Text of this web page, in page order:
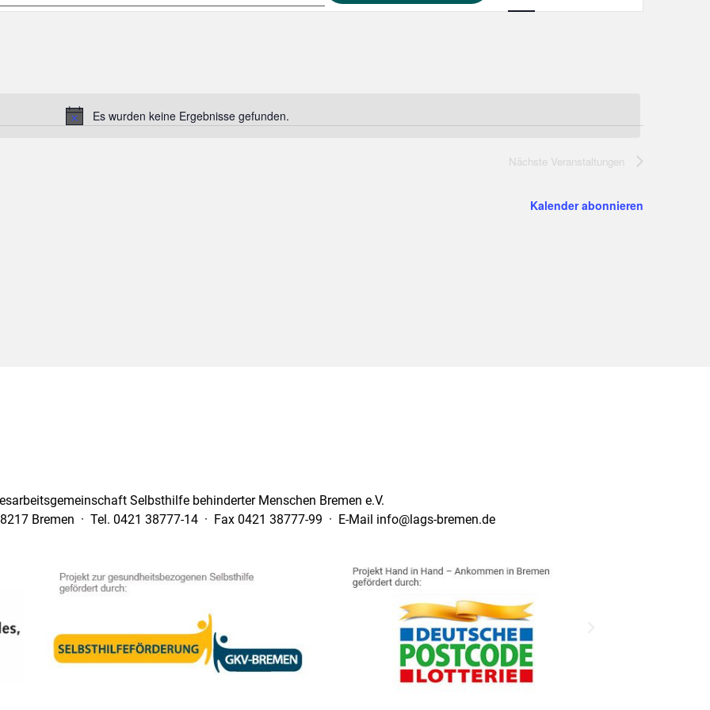
Hinweis
Es wurden keine Ergebnisse gefunden.
Navigation
Nächste Veranstaltungen
Kalender abonnieren
Selbsthilfe behinderter Menschen Bremen e.V.
Bremen · Tel. 0421 38777-14 · Fax 0421 38777-99 · E-Mail info@lags-bremen.de